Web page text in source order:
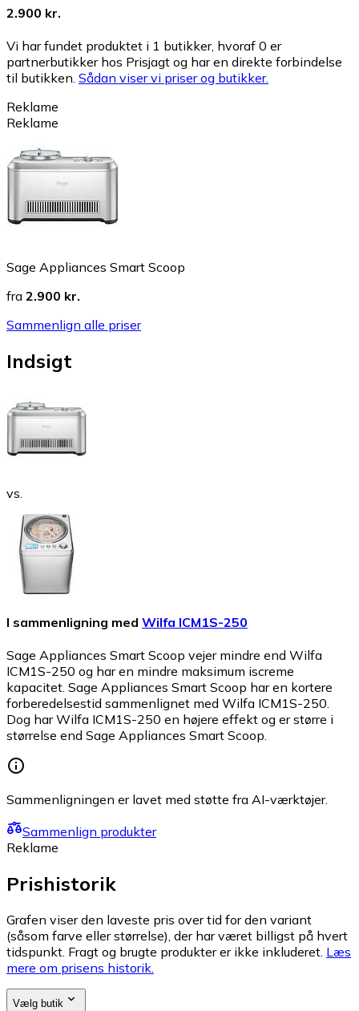
2.900 kr.
Vi har fundet produktet i 1 butikker, hvoraf 0 er
partnerbutikker hos Prisjagt og har en direkte forbindelse
til butikken. Sådan viser vi priser og butikker.
Reklame
Reklame
Sage Appliances Smart Scoop
fra 2.900 kr.
Sammenlign alle priser
Indsigt
vs.
I sammenligning med Wilfa ICM1S-250
Sage Appliances Smart Scoop vejer mindre end Wilfa
ICM1S-250 og har en mindre maksimum iscreme
kapacitet. Sage Appliances Smart Scoop har en kortere
forberedelsestid sammenlignet med Wilfa ICM1S-250.
Dog har Wilfa ICM1S-250 en højere effekt og er større i
størrelse end Sage Appliances Smart Scoop.
Sammenligningen er lavet med støtte fra AI-værktøjer.
Sammenlign produkter
Reklame
Prishistorik
Grafen viser den laveste pris over tid for den variant
(såsom farve eller størrelse), der har været billigst på hvert
tidspunkt. Fragt og brugte produkter er ikke inkluderet. Læs
mere om prisens historik.
Vælg butik